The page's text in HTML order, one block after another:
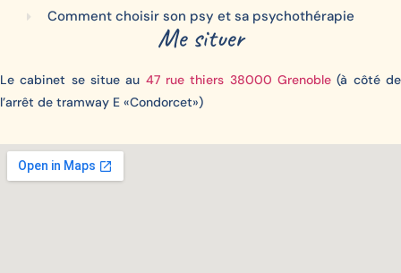
Comment choisir son psy et sa psychothérapie
Me situer
Le cabinet se situe au 47 rue thiers 38000 Grenoble (à côté de
l’arrêt de tramway E «Condorcet»)